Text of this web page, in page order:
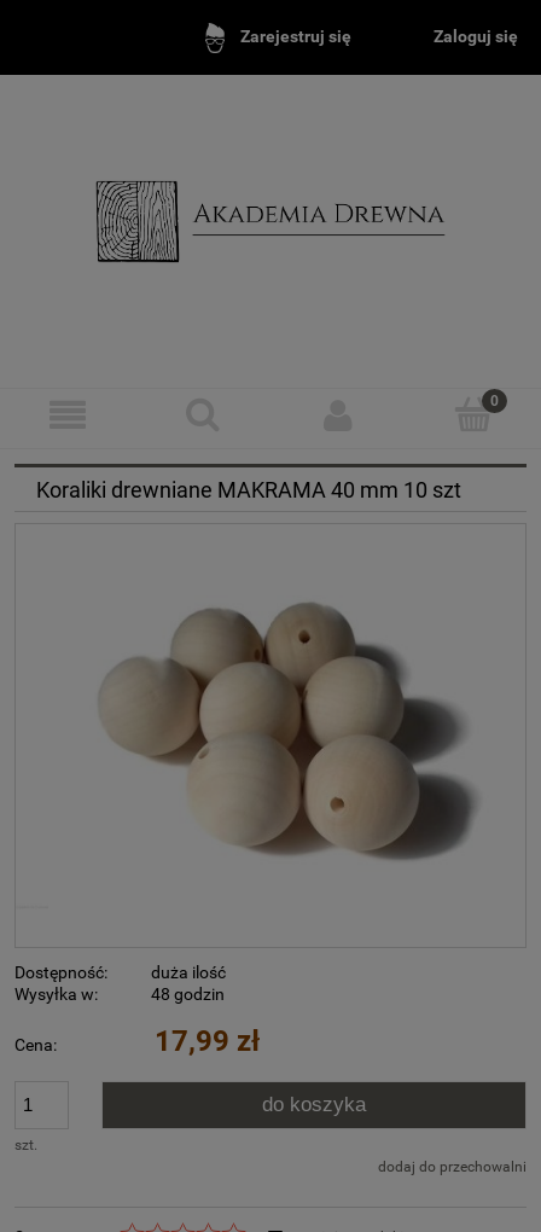
Zarejestruj się Zaloguj się
Koraliki drewniane MAKRAMA 40 mm 10 szt
Dostępność:
duża ilość
Wysyłka w:
48 godzin
Cena: 17,99 zł
szt.
do koszyka
dodaj do przechowalni